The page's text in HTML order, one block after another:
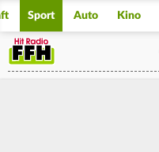
Sport Auto Kino